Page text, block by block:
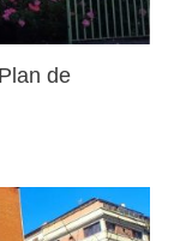
de